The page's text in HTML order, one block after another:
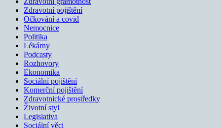
Zdravotní pojištění
Očkování a covid
Nemocnice
Politika
Lékárny
Podcasty
Rozhovory
Ekonomika
Sociální pojištění
Komerční pojištění
Zdravotnické prostředky
Životní styl
Legislativa
Sociální věci